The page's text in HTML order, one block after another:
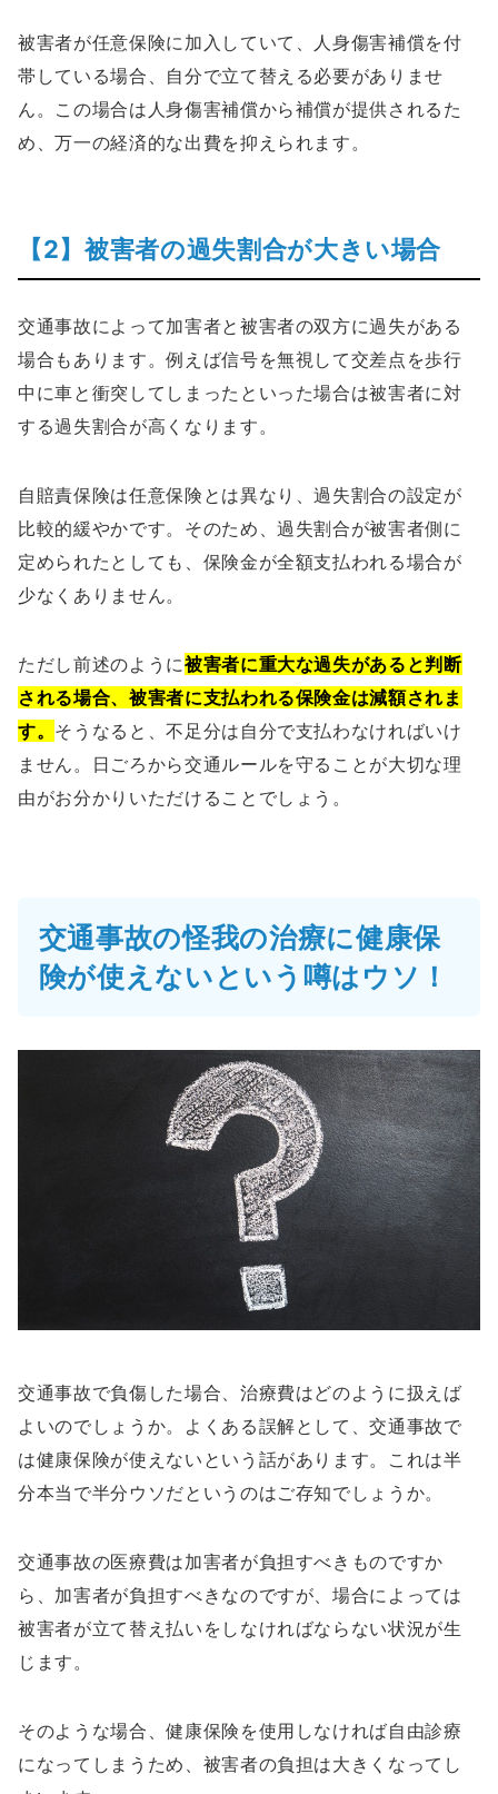
被害者が任意保険に加入していて、人身傷害補償を付
帯している場合、自分で立て替える必要がありませ
ん。この場合は人身傷害補償から補償が提供されるた
め、万一の経済的な出費を抑えられます。
【2】被害者の過失割合が大きい場合
交通事故によって加害者と被害者の双方に過失がある
場合もあります。例えば信号を無視して交差点を歩行
中に車と衝突してしまったといった場合は被害者に対
する過失割合が高くなります。
自賠責保険は任意保険とは異なり、過失割合の設定が
比較的緩やかです。そのため、過失割合が被害者側に
定められたとしても、保険金が全額支払われる場合が
少なくありません。
ただし前述のように被害者に重大な過失があると判断
される場合、被害者に支払われる保険金は減額されま
す。 そうなると、不足分は自分で支払わなければいけ
ません。日ごろから交通ルールを守ることが大切な理
由がお分かりいただけることでしょう。
交通事故の怪我の治療に健康保
険が使えないという噂はウソ！
交通事故で負傷した場合、治療費はどのように扱えば
よいのでしょうか。よくある誤解として、交通事故で
は健康保険が使えないという話があります。これは半
分本当で半分ウソだというのはご存知でしょうか。
交通事故の医療費は加害者が負担すべきものですか
ら、加害者が負担すべきなのですが、場合によっては
被害者が立て替え払いをしなければならない状況が生
じます。
そのような場合、健康保険を使用しなければ自由診療
になってしまうため、被害者の負担は大きくなってし